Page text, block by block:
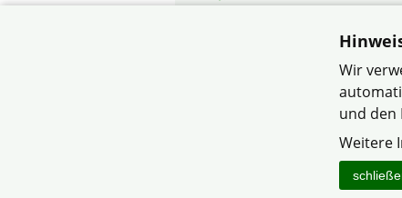
© ... für alle, die
Wir
und den
Weitere